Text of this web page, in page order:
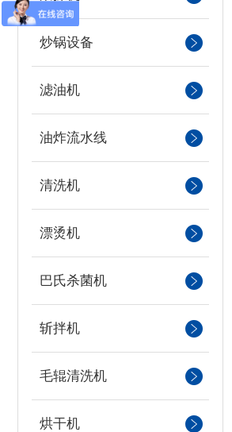
炒锅设备
滤油机
油炸流水线
清洗机
漂烫机
巴氏杀菌机
斩拌机
毛辊清洗机
烘干机